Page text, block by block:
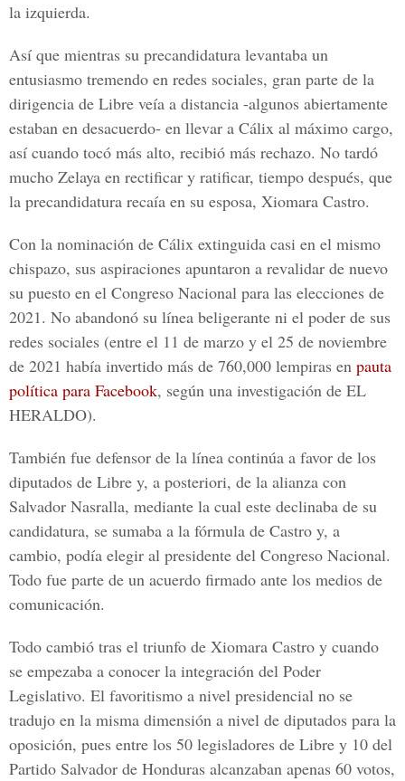
la izquierda.
Así que mientras su precandidatura levantaba un
entusiasmo tremendo en redes sociales, gran parte de la
dirigencia de Libre veía a distancia -algunos abiertamente
estaban en desacuerdo- en llevar a Cálix al máximo cargo,
así cuando tocó más alto, recibió más rechazo. No tardó
mucho Zelaya en rectificar y ratificar, tiempo después, que
la precandidatura recaía en su esposa, Xiomara Castro.
Con la nominación de Cálix extinguida casi en el mismo
chispazo, sus aspiraciones apuntaron a revalidar de nuevo
su puesto en el Congreso Nacional para las elecciones de
2021. No abandonó su línea beligerante ni el poder de sus
redes sociales (entre el 11 de marzo y el 25 de noviembre
de 2021 había invertido más de 760,000 lempiras en pauta
política para Facebook, según una investigación de EL
HERALDO).
También fue defensor de la línea continúa a favor de los
diputados de Libre y, a posteriori, de la alianza con
Salvador Nasralla, mediante la cual este declinaba de su
candidatura, se sumaba a la fórmula de Castro y, a
cambio, podía elegir al presidente del Congreso Nacional.
Todo fue parte de un acuerdo firmado ante los medios de
comunicación.
Todo cambió tras el triunfo de Xiomara Castro y cuando
se empezaba a conocer la integración del Poder
Legislativo. El favoritismo a nivel presidencial no se
tradujo en la misma dimensión a nivel de diputados para la
oposición, pues entre los 50 legisladores de Libre y 10 del
Partido Salvador de Honduras alcanzaban apenas 60 votos,